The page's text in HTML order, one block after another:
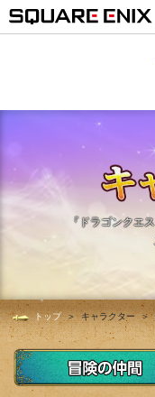
『ドラゴンクエ
トップ キャラクター